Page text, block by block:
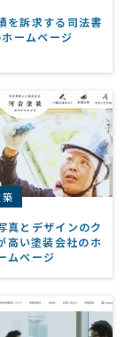
を訴求する司法書
ームページ
真とデザインのク
高い塗装会社のホ
ムページ